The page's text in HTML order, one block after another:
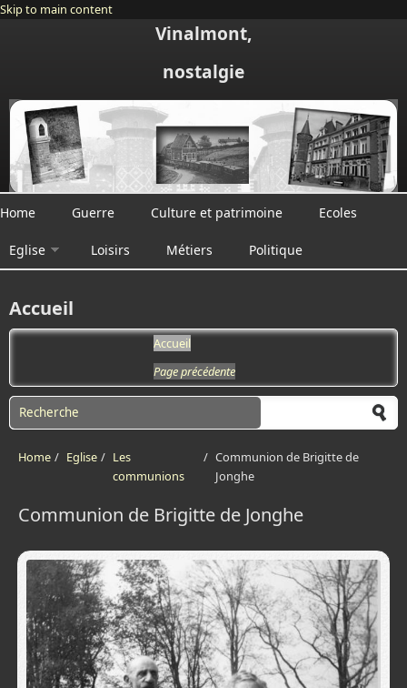
Skip to main content
Vinalmont,
nostalgie
Home Guerre Culture et patrimoine Ecoles
Eglise Loisirs Métiers Politique
Accueil
Accueil
Page précédente
Search form
Home / Eglise / Les
communions
/ Communion de Brigitte de
Jonghe
Communion de Brigitte de Jonghe